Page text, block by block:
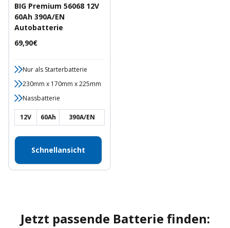
BIG Premium 56068 12V
60Ah 390A/EN
Autobatterie
Angebotspreis
69,90€
Nur als Starterbatterie
230mm x 170mm x 225mm
Nassbatterie
12V 60Ah 390A/EN
Schnellansicht
Jetzt passende Batterie finden: